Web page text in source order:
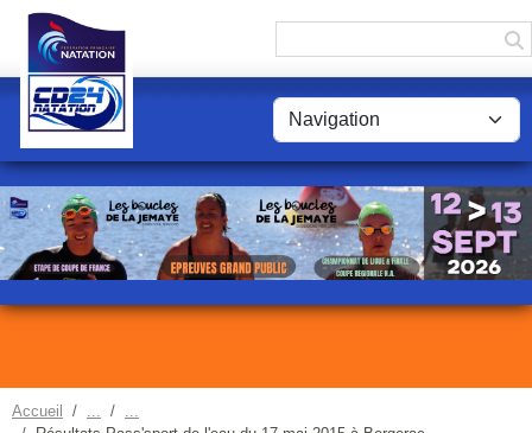
Accueil
Panneau de gestion des cookies